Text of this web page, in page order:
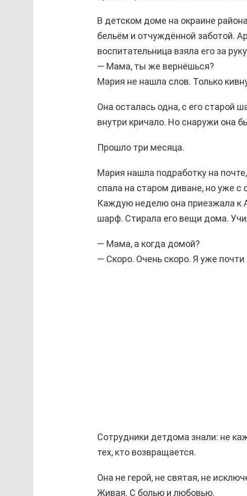
В детском доме на окраине
бельём и отчуждённой заботой.
воспитательница взяла его за
— Мама, ты же вернёшься?
Мария не нашла слов. Только
Она осталась одна, с его старой
внутри кричало. Но снаружи она
Прошло три месяца.
Мария нашла подработку на
спала на старом диване, но уже с
Каждую неделю она приезжала к
шарф. Стирала его вещи дома.
— Мама, а когда домой?
— Скоро. Очень скоро. Я уже почти
Сотрудники детдома знали: не
тех, кто возвращается.
Она не герой, не святая, не
Живая. С болью и любовью.